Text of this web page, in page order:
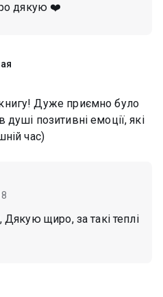
дякую ❤️
Дуже приємно було
позитивні емоції, які
час)
, Дякую щиро, за такі теплі